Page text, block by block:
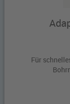
Für